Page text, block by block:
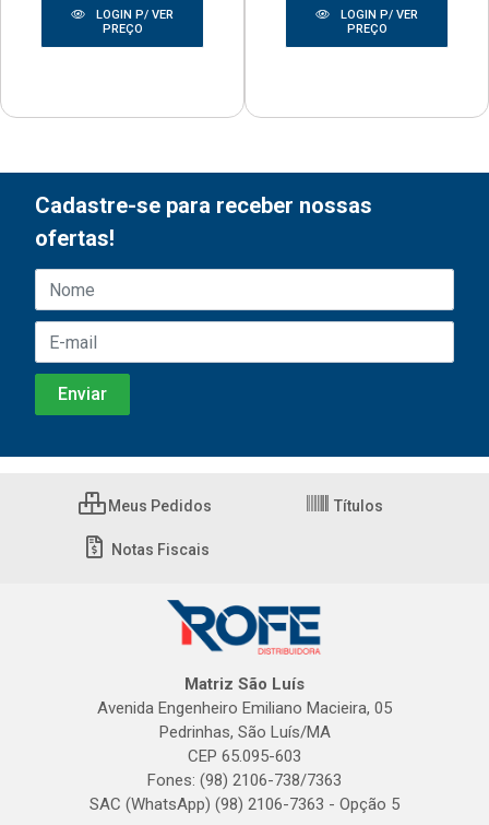
LOGIN P/ VER
PREÇO
LOGIN P/ VER
PREÇO
Cadastre-se para receber nossas
ofertas!
Meus Pedidos Títulos
Notas Fiscais
Matriz São Luís
Avenida Engenheiro Emiliano Macieira, 05
Pedrinhas, São Luís/MA
CEP 65.095-603
Fones: (98) 2106-738/7363
SAC (WhatsApp) (98) 2106-7363 - Opção 5